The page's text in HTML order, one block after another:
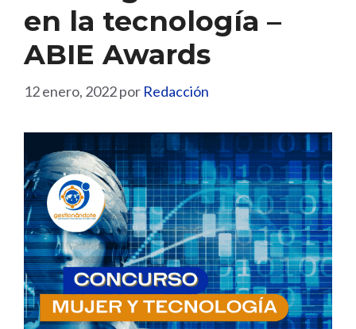
en la tecnología –
ABIE Awards
12 enero, 2022por Redacción